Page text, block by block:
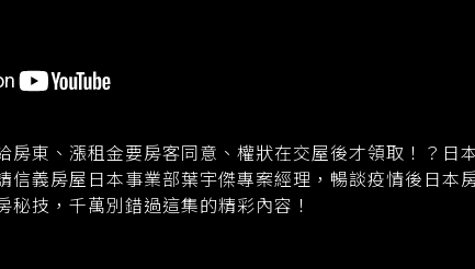
房東、漲租金要房客同意、權狀在交屋後才領取！？日
信義房屋日本事業部葉宇傑專案經理，暢談疫情後日本
秘技，千萬別錯過這集的精彩內容！